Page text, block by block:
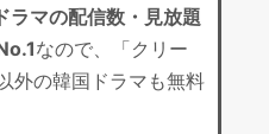
ラマの配信数・見放題
なので、「クリー
外の韓国ドラマも無料